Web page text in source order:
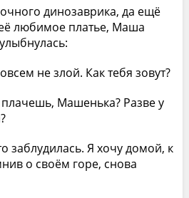
динозаврика, да ещё
любимое платье, Маша
не злой. Как тебя зовут?
Машенька? Разве у
заблудилась. Я хочу домой, к
о своём горе, снова